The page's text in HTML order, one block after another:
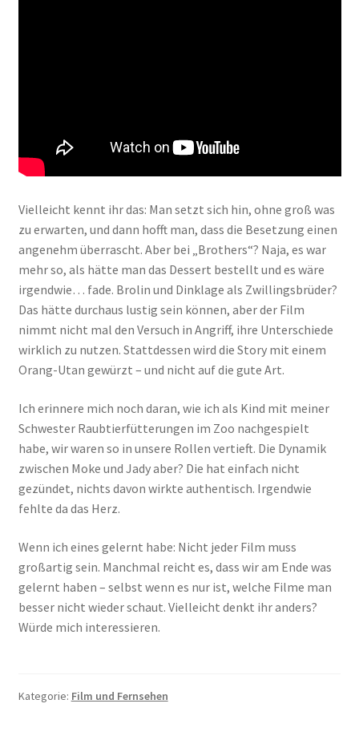
Vielleicht kennt ihr das: Man setzt sich hin, ohne groß was
zu erwarten, und dann hofft man, dass die Besetzung einen
angenehm überrascht. Aber bei „Brothers“? Naja, es war
mehr so, als hätte man das Dessert bestellt und es wäre
irgendwie… fade. Brolin und Dinklage als Zwillingsbrüder?
Das hätte durchaus lustig sein können, aber der Film
nimmt nicht mal den Versuch in Angriff, ihre Unterschiede
wirklich zu nutzen. Stattdessen wird die Story mit einem
Orang-Utan gewürzt – und nicht auf die gute Art.
Ich erinnere mich noch daran, wie ich als Kind mit meiner
Schwester Raubtierfütterungen im Zoo nachgespielt
habe, wir waren so in unsere Rollen vertieft. Die Dynamik
zwischen Moke und Jady aber? Die hat einfach nicht
gezündet, nichts davon wirkte authentisch. Irgendwie
fehlte da das Herz.
Wenn ich eines gelernt habe: Nicht jeder Film muss
großartig sein. Manchmal reicht es, dass wir am Ende was
gelernt haben – selbst wenn es nur ist, welche Filme man
besser nicht wieder schaut. Vielleicht denkt ihr anders?
Würde mich interessieren.
Kategorie: Film und Fernsehen